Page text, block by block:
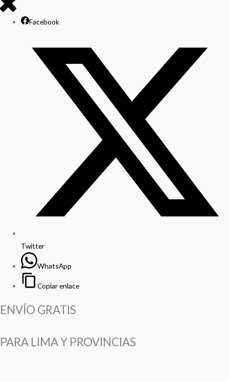
Facebook
Twitter
WhatsApp
Copiar enlace
ENVÍO GRATIS
PARA LIMA Y PROVINCIAS